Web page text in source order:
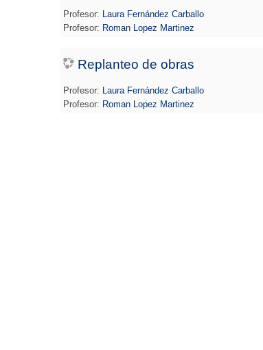
Profesor:
Laura Fernández Carballo
Profesor: Roman Lopez Martinez
Replanteo de obras
Profesor:
Laura Fernández Carballo
Profesor: Roman Lopez Martinez